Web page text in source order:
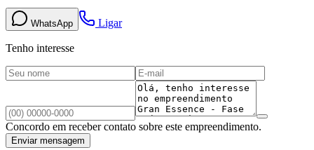
WhatsApp Ligar
Tenho interesse
Concordo em receber contato sobre este empreendimento.
Enviar mensagem